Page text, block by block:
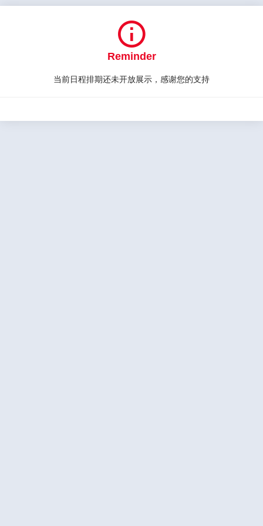

Reminder
当前日程排期还未开放展示，感谢您的支持